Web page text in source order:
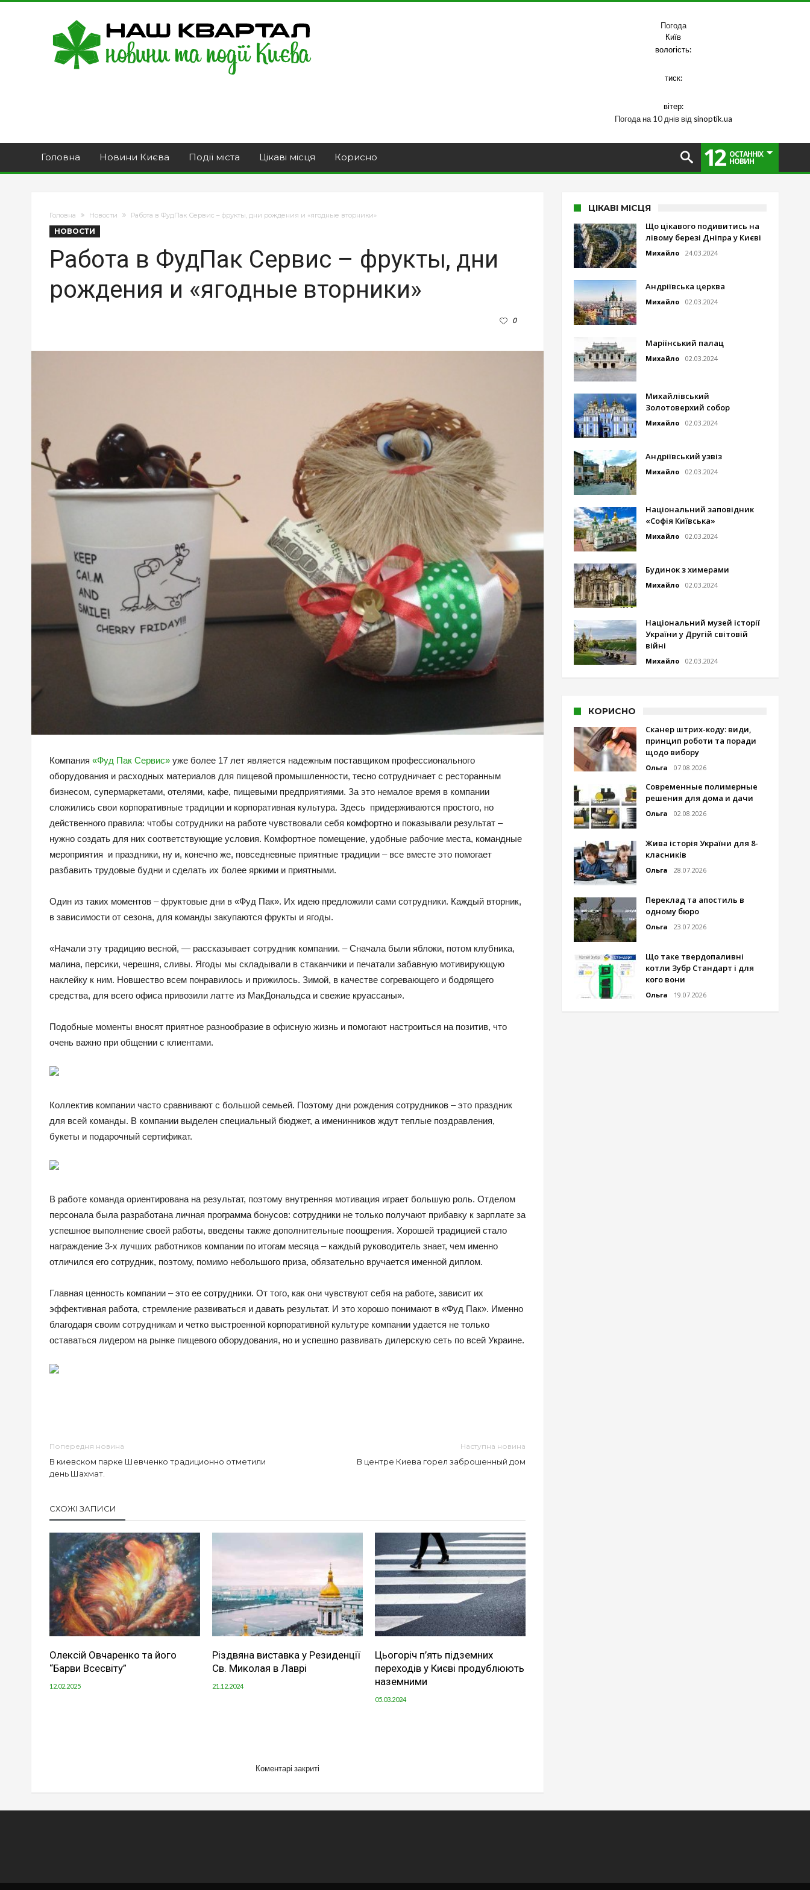
Погода
Київ
вологість:
тиск:
вітер:
Погода на 10 днів від sinoptik.ua
Головна Новини Києва Події міста Цікаві місця Корисно 12 ОСТАННІХ
НОВИН
Головна Новости Работа в ФудПак Сервис – фрукты, дни рождения и «ягодные вторники»
НОВОСТИ
Работа в ФудПак Сервис – фрукты, дни
рождения и «ягодные вторники»
0
Компания «Фуд Пак Сервис» уже более 17 лет является надежным поставщиком профессионального
оборудования и расходных материалов для пищевой промышленности, тесно сотрудничает с ресторанным
бизнесом, супермаркетами, отелями, кафе, пищевыми предприятиями. За это немалое время в компании
сложились свои корпоративные традиции и корпоративная культура. Здесь придерживаются простого, но
действенного правила: чтобы сотрудники на работе чувствовали себя комфортно и показывали результат –
нужно создать для них соответствующие условия. Комфортное помещение, удобные рабочие места, командные
мероприятия и праздники, ну и, конечно же, повседневные приятные традиции – все вместе это помогает
разбавить трудовые будни и сделать их более яркими и приятными.
Один из таких моментов – фруктовые дни в «Фуд Пак». Их идею предложили сами сотрудники. Каждый вторник,
в зависимости от сезона, для команды закупаются фрукты и ягоды.
«Начали эту традицию весной, — рассказывает сотрудник компании. – Сначала были яблоки, потом клубника,
малина, персики, черешня, сливы. Ягоды мы складывали в стаканчики и печатали забавную мотивирующую
наклейку к ним. Новшество всем понравилось и прижилось. Зимой, в качестве согревающего и бодрящего
средства, для всего офиса привозили латте из МакДональдса и свежие круассаны».
Подобные моменты вносят приятное разнообразие в офисную жизнь и помогают настроиться на позитив, что
очень важно при общении с клиентами.
Коллектив компании часто сравнивают с большой семьей. Поэтому дни рождения сотрудников – это праздник
для всей команды. В компании выделен специальный бюджет, а именинников ждут теплые поздравления,
букеты и подарочный сертификат.
В работе команда ориентирована на результат, поэтому внутренняя мотивация играет большую роль. Отделом
персонала была разработана личная программа бонусов: сотрудники не только получают прибавку к зарплате за
успешное выполнение своей работы, введены также дополнительные поощрения. Хорошей традицией стало
награждение 3-х лучших работников компании по итогам месяца – каждый руководитель знает, чем именно
отличился его сотрудник, поэтому, помимо небольшого приза, обязательно вручается именной диплом.
Главная ценность компании – это ее сотрудники. От того, как они чувствуют себя на работе, зависит их
эффективная работа, стремление развиваться и давать результат. И это хорошо понимают в «Фуд Пак». Именно
благодаря своим сотрудникам и четко выстроенной корпоративной культуре компании удается не только
оставаться лидером на рынке пищевого оборудования, но и успешно развивать дилерскую сеть по всей Украине.
Попередня новина
В киевском парке Шевченко традиционно отметили
день Шахмат.
Наступна новина
В центре Киева горел заброшенный дом
СХОЖІ ЗАПИСИ
Олексій Овчаренко та його
“Барви Всесвіту”
12.02.2025
Різдвяна виставка у Резиденції
Св. Миколая в Лаврі
21.12.2024
Цьогоріч п’ять підземних
переходів у Києві продублюють
наземними
05.03.2024
Коментарі закриті
ЦІКАВІ МІСЦЯ
Що цікавого подивитись на
лівому березі Дніпра у Києві
Михайло 24.03.2024
Андріївська церква
Михайло 02.03.2024
Маріїнський палац
Михайло 02.03.2024
Михайлівський
Золотоверхий собор
Михайло 02.03.2024
Андріївський узвіз
Михайло 02.03.2024
Національний заповідник
«Софія Київська»
Михайло 02.03.2024
Будинок з химерами
Михайло 02.03.2024
Національний музей історії
України у Другій світовій
війні
Михайло 02.03.2024
КОРИСНО
Сканер штрих-коду: види,
принцип роботи та поради
щодо вибору
Ольга 07.08.2026
Современные полимерные
решения для дома и дачи
Ольга 02.08.2026
Жива історія України для 8-
класників
Ольга 28.07.2026
Переклад та апостиль в
одному бюро
Ольга 23.07.2026
Що таке твердопаливні
котли Зубр Стандарт і для
кого вони
Ольга 19.07.2026